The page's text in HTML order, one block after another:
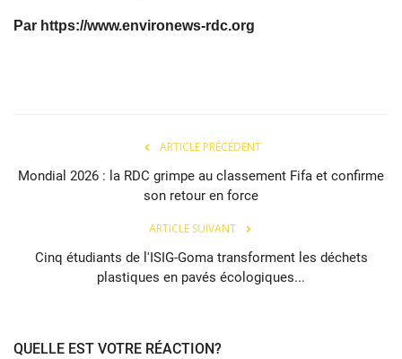
Par https://www.environews-rdc.org
ARTICLE PRÉCÉDENT
Mondial 2026 : la RDC grimpe au classement Fifa et confirme
son retour en force
ARTICLE SUIVANT
Cinq étudiants de l'ISIG-Goma transforment les déchets
plastiques en pavés écologiques...
QUELLE EST VOTRE RÉACTION?